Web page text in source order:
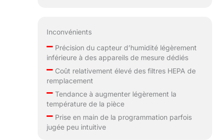
Inconvénients
–Précision du capteur d’humidité légèrement
inférieure à des appareils de mesure dédiés
–Coût relativement élevé des filtres HEPA de
remplacement
–Tendance à augmenter légèrement la
température de la pièce
–Prise en main de la programmation parfois
jugée peu intuitive